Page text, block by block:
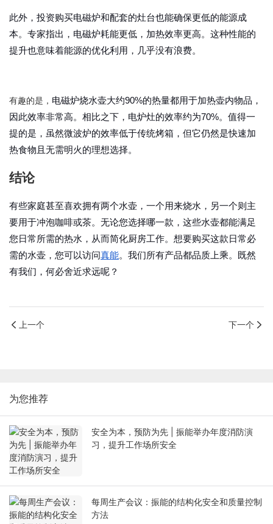
此外，投资购买电磁炉和配套的灶台也能确保更低的能源成
本。专家指出，电磁炉耗能更低，加热效率更高。这种性能的
提升也意味着能源的优化利用，几乎没有浪费。
有趣的是， 电磁炉烧水壶大约90%的热量都用于加热壶内物品，
因此效率非常高。相比之下，电炉灶的效率约为70%。值得一
提的是，虽然微波炉的效率低于传统烤箱，但它仍然是快速加
热食物且无需明火的理想选择。
结论
有些家庭甚至喜欢拥有两个水壶，一个用来烧水，另一个则主
要用于冲泡咖啡或茶。无论您选择哪一款，这些水壶都能满足
您日常所需的热水，从而简化厨房工作。想要购买这款日常必
需的水壶，您可以访问真能。我们所有产品都品质上乘。既然
有我们，何必舍近求远呢？
上一个 下一个
为您推荐
安全为本，预防为先 | 振能举办年度消防演
习，提升工作场所安全
每周生产会议：振能的结构化安全和质量控制
方法